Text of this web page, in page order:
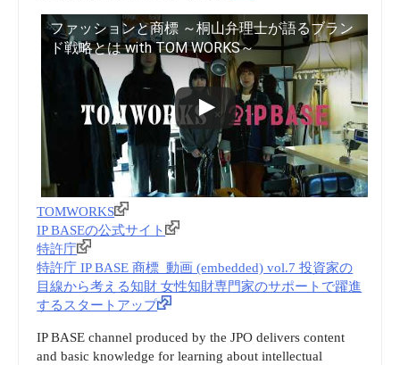
ファッションと商標 ～桐山弁理士が語るブラン
ド戦略とは with TOM WORKS～
TOMWORKS
IP BASEの公式サイト
特許庁
特許庁 IP BASE 商標_動画 (embedded) vol.7 投資家の
⽬線から考える知財 女性知財専門家のサポートで躍進
するスタートアップ
IP BASE channel produced by the JPO delivers content
and basic knowledge for learning about intellectual